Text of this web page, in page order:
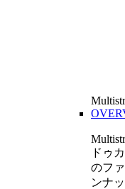
ドゥ
のフ
ンナ